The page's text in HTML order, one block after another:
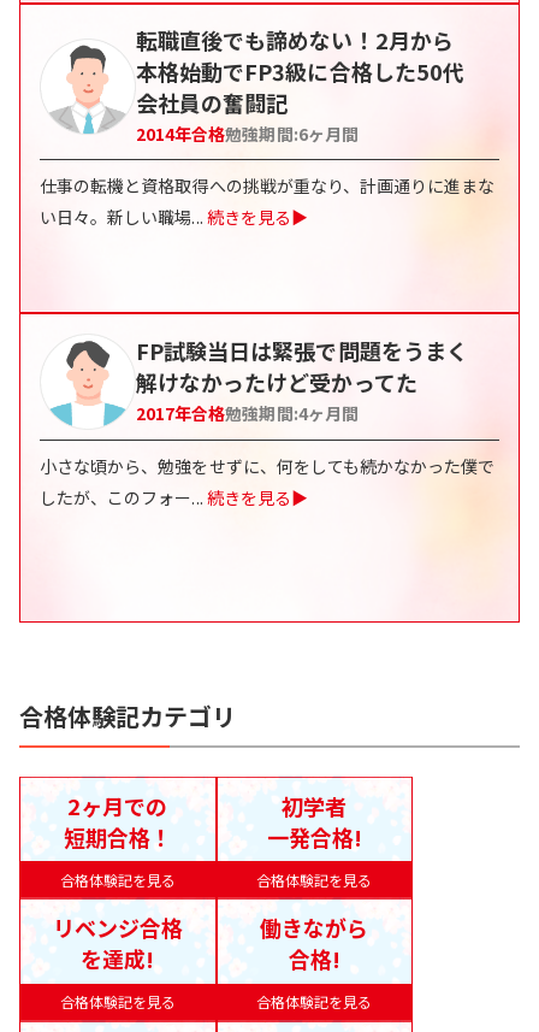
転職直後でも諦めない！2月から
本格始動でFP3級に合格した50代
会社員の奮闘記
2014年合格勉強期間:6ヶ月間
仕事の転機と資格取得への挑戦が重なり、計画通りに進まな
い日々。新しい職場... 続きを見る▶
FP試験当日は緊張で問題をうまく
解けなかったけど受かってた
2017年合格勉強期間:4ヶ月間
小さな頃から、勉強をせずに、何をしても続かなかった僕で
したが、このフォー... 続きを見る▶
合格体験記カテゴリ
合格体験記を見る
2ヶ月での
短期合格！
合格体験記を見る
初学者
一発合格!
合格体験記を見る
リベンジ合格
を達成!
合格体験記を見る
働きながら
合格!